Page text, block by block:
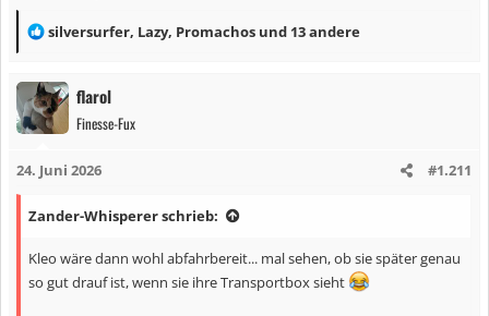
R
a
k
t
o
e
:
silversurfer, Lazy, Promachos und 13 andere
flarol
Finesse-Fux
24. Juni 2026 #1.211
Zander-Whisperer schrieb:
Kleo wäre dann wohl abfahrbereit... mal sehen, ob sie später genau
so gut drauf ist, wenn sie ihre Transportbox sieht